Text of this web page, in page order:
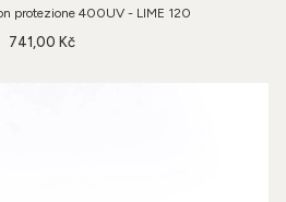
protezione 400UV - LIME 120
741,00 Kč